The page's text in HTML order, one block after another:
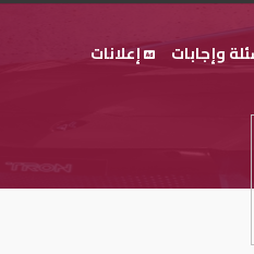
وإجابات إعلانات